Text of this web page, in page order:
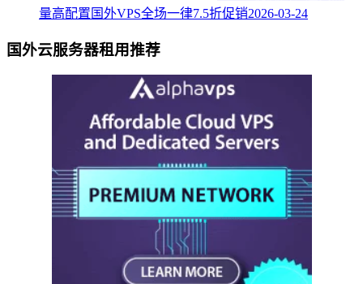
量高配置国外VPS全场一律7.5折促销2026-03-24
国外云服务器租用推荐